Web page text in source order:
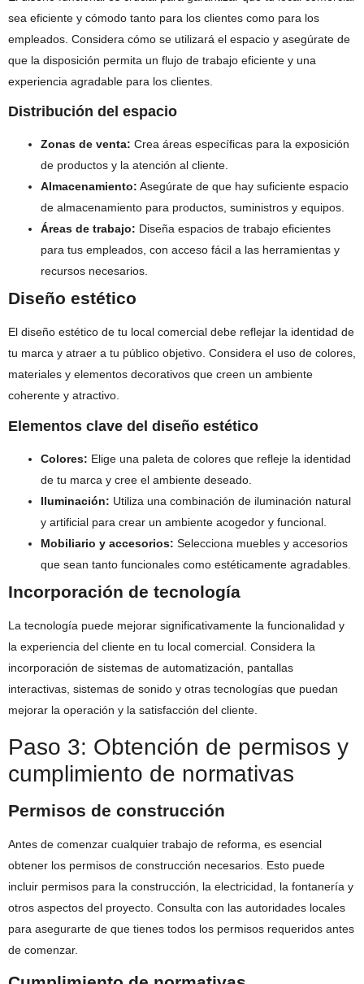
sea eficiente y cómodo tanto para los clientes como para los
empleados. Considera cómo se utilizará el espacio y asegúrate de
que la disposición permita un flujo de trabajo eficiente y una
experiencia agradable para los clientes.
Distribución del espacio
Zonas de venta: Crea áreas específicas para la exposición
de productos y la atención al cliente.
Almacenamiento: Asegúrate de que hay suficiente espacio
de almacenamiento para productos, suministros y equipos.
Áreas de trabajo: Diseña espacios de trabajo eficientes
para tus empleados, con acceso fácil a las herramientas y
recursos necesarios.
Diseño estético
El diseño estético de tu local comercial debe reflejar la identidad de
tu marca y atraer a tu público objetivo. Considera el uso de colores,
materiales y elementos decorativos que creen un ambiente
coherente y atractivo.
Elementos clave del diseño estético
Colores: Elige una paleta de colores que refleje la identidad
de tu marca y cree el ambiente deseado.
Iluminación: Utiliza una combinación de iluminación natural
y artificial para crear un ambiente acogedor y funcional.
Mobiliario y accesorios: Selecciona muebles y accesorios
que sean tanto funcionales como estéticamente agradables.
Incorporación de tecnología
La tecnología puede mejorar significativamente la funcionalidad y
la experiencia del cliente en tu local comercial. Considera la
incorporación de sistemas de automatización, pantallas
interactivas, sistemas de sonido y otras tecnologías que puedan
mejorar la operación y la satisfacción del cliente.
Paso 3: Obtención de permisos y
cumplimiento de normativas
Permisos de construcción
Antes de comenzar cualquier trabajo de reforma, es esencial
obtener los permisos de construcción necesarios. Esto puede
incluir permisos para la construcción, la electricidad, la fontanería y
otros aspectos del proyecto. Consulta con las autoridades locales
para asegurarte de que tienes todos los permisos requeridos antes
de comenzar.